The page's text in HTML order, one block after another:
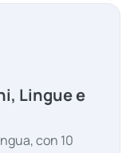
Lingue e
con 10